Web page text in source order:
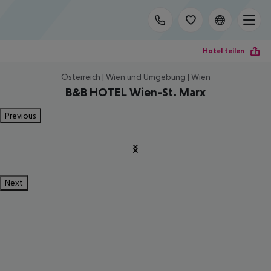
Hotel teilen
Österreich | Wien und Umgebung | Wien
B&B HOTEL Wien-St. Marx
Previous
Next